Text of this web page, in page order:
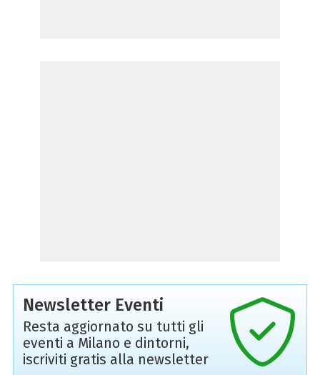
Newsletter Eventi
Resta aggiornato su tutti gli
eventi a Milano e dintorni,
iscriviti gratis alla newsletter